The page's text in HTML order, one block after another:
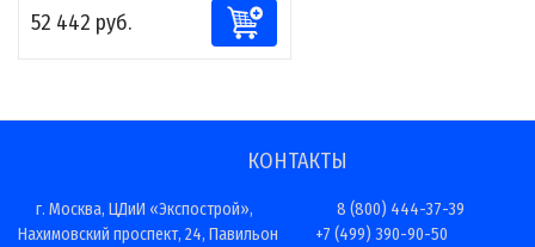
52 442 руб.
КОНТАКТЫ
г. Москва, ЦДиИ «Экспострой»,
Нахимовский проспект, 24, Павильон
8 (800) 444-37-39
+7 (499) 390-90-50